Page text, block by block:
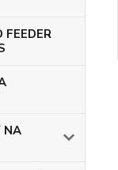
FEEDER
NA